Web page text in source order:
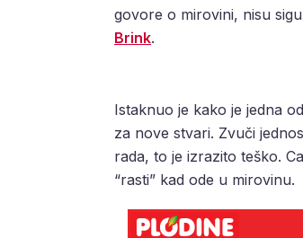
govore o mirovini, nisu
Brink.
Istaknuo je kako je jedna
za nove stvari. Zvuči
rada, to je izrazito teško.
“rasti” kad ode u mirovinu.